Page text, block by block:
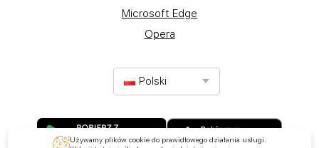
Microsoft Edge
Opera
Polski
Używamy plików cookie do prawidłowego działania usługi.